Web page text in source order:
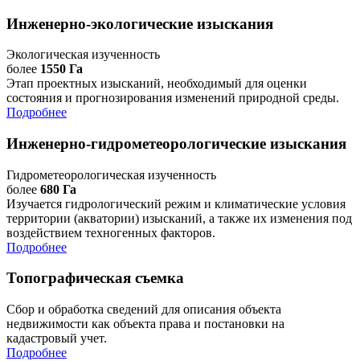
Инженерно-экологические изыскания
Экологическая изученность
более 1550 Га
Этап проектных изысканий, необходимый для оценки
состояния и прогнозирования изменений природной среды.
Подробнее
Инженерно-гидрометеорологические изыскания
Гидрометеорологическая изученность
более 680 Га
Изучается гидрологический режим и климатические условия
территории (акватории) изысканий, а также их изменения под
воздействием техногенных факторов.
Подробнее
Топографическая съемка
Сбор и обработка сведений для описания объекта
недвижимости как объекта права и постановки на
кадастровый учет.
Подробнее